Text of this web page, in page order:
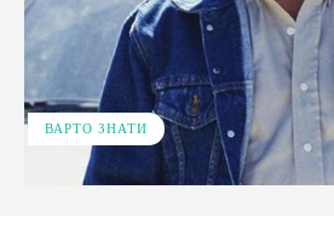
ВАРТО ЗНАТИ